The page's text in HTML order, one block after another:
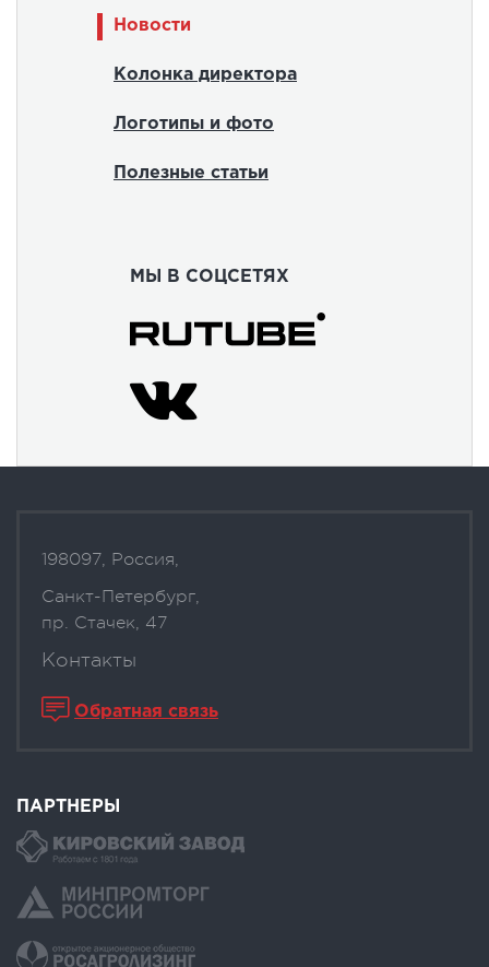
Новости
Колонка директора
Логотипы и фото
Полезные статьи
МЫ В СОЦСЕТЯХ
198097, Россия,
Санкт-Петербург,
пр. Стачек, 47
Контакты
Обратная связь
ПАРТНЕРЫ